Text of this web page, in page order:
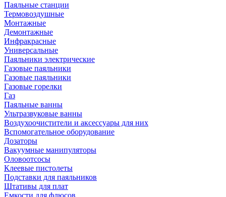
Паяльные станции
Термовоздушные
Монтажные
Демонтажные
Инфракрасные
Универсальные
Паяльники электрические
Газовые паяльники
Газовые паяльники
Газовые горелки
Газ
Паяльные ванны
Ультразвуковые ванны
Воздухоочистители и аксессуары для них
Вспомогательное оборудование
Дозаторы
Вакуумные манипуляторы
Оловоотсосы
Клеевые пистолеты
Подставки для паяльников
Штативы для плат
Емкости для флюсов